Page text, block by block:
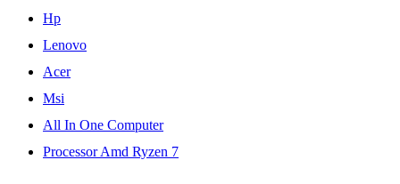
Hp
Lenovo
Acer
Msi
All In One Computer
Processor Amd Ryzen 7